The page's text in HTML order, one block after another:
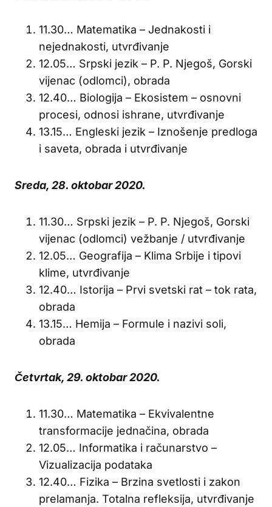
11.30… Matematika – Jednakosti i
nejednakosti, utvrđivanje
12.05… Srpski jezik – P. P. Njegoš, Gorski
vijenac (odlomci), obrada
12.40… Biologija – Ekosistem – osnovni
procesi, odnosi ishrane, utvrđivanje
13.15… Engleski jezik – Iznošenje predloga
i saveta, obrada i utvrđivanje
Sreda, 28. oktobar 2020.
11.30… Srpski jezik – P. P. Njegoš, Gorski
vijenac (odlomci) vežbanje / utvrđivanje
12.05… Geografija – Klima Srbije i tipovi
klime, utvrđivanje
12.40… Istorija – Prvi svetski rat – tok rata,
obrada
13.15… Hemija – Formule i nazivi soli,
obrada
Četvrtak, 29. oktobar 2020.
11.30… Matematika – Ekvivalentne
transformacije jednačina, obrada
12.05… Informatika i računarstvo –
Vizualizacija podataka
12.40… Fizika – Brzina svetlosti i zakon
prelamanja. Totalna refleksija, utvrđivanje